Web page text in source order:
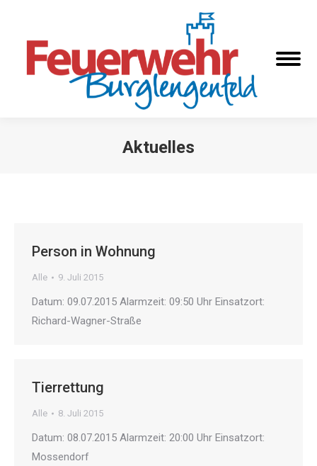
Aktuelles
Person in Wohnung
Alle 9. Juli 2015
Datum: 09.07.2015 Alarmzeit: 09:50 Uhr Einsatzort:
Richard-Wagner-Straße
Tierrettung
Alle 8. Juli 2015
Datum: 08.07.2015 Alarmzeit: 20:00 Uhr Einsatzort:
Mossendorf